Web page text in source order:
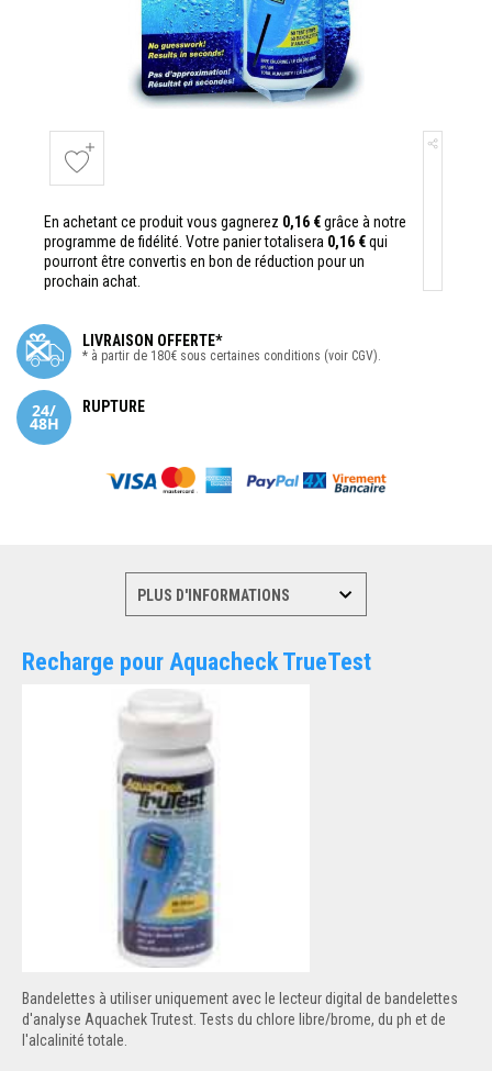
En achetant ce produit vous gagnerez 0,16 €grâce à notre
programme de fidélité. Votre panier totalisera 0,16 €qui
pourront être convertis en bon de réduction pour un
prochain achat.
LIVRAISON OFFERTE*
* à partir de 180€ sous certaines conditions (voir CGV).
RUPTURE
Recharge pour Aquacheck TrueTest
Bandelettes à utiliser uniquement avec le lecteur digital de bandelettes
d'analyse Aquachek Trutest. Tests du chlore libre/brome, du ph et de
l'alcalinité totale.